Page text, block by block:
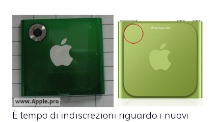
È tempo di indiscrezioni riguardo i nuovi